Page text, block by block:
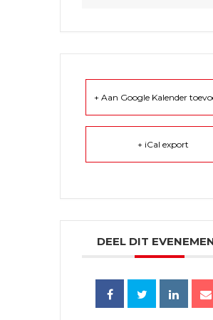
+ Aan Google Kalender
+ iCal export
DEEL DIT